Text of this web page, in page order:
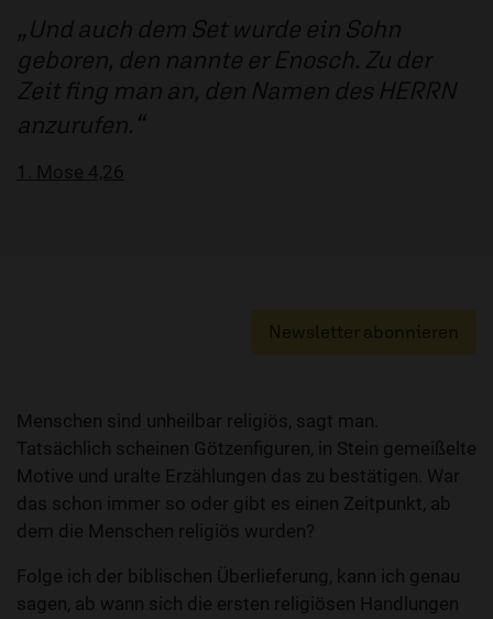
Und auch dem Set wurde ein Sohn
geboren, den nannte er Enosch. Zu der
Zeit fing man an, den Namen des HERRN
anzurufen.
1. Mose 4,26
Newsletter abonnieren
Menschen sind unheilbar religiös, sagt man.
Tatsächlich scheinen Götzenfiguren, in Stein gemeißelte
Motive und uralte Erzählungen das zu bestätigen. War
das schon immer so oder gibt es einen Zeitpunkt, ab
dem die Menschen religiös wurden?
Folge ich der biblischen Überlieferung, kann ich genau
sagen, ab wann sich die ersten religiösen Handlungen